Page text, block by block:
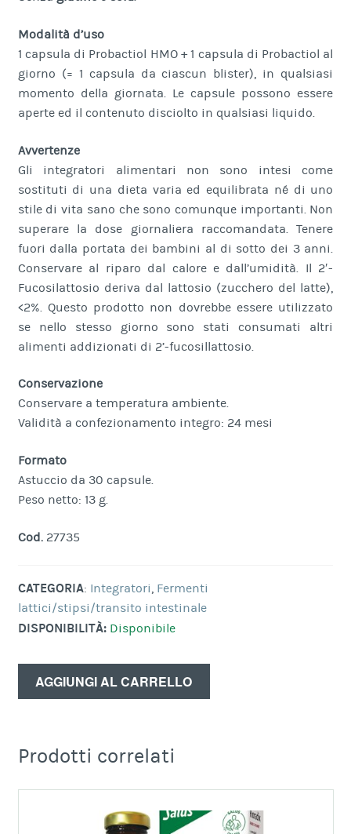
Modalità d’uso
1 capsula di Probactiol HMO + 1 capsula di Probactiol al
giorno (= 1 capsula da ciascun blister), in qualsiasi
momento della giornata. Le capsule possono essere
aperte ed il contenuto disciolto in qualsiasi liquido.
Avvertenze
Gli integratori alimentari non sono intesi come
sostituti di una dieta varia ed equilibrata né di uno
stile di vita sano che sono comunque importanti. Non
superare la dose giornaliera raccomandata. Tenere
fuori dalla portata dei bambini al di sotto dei 3 anni.
Conservare al riparo dal calore e dall’umidità. Il 2′-
Fucosilattosio deriva dal lattosio (zucchero del latte),
<2%. Questo prodotto non dovrebbe essere utilizzato
se nello stesso giorno sono stati consumati altri
alimenti addizionati di 2’-fucosillattosio.
Conservazione
Conservare a temperatura ambiente.
Validità a confezionamento integro: 24 mesi
Formato
Astuccio da 30 capsule.
Peso netto: 13 g.
Cod.27735
CATEGORIA: Integratori, Fermenti
lattici/stipsi/transito intestinale
DISPONIBILITÀ: Disponibile
AGGIUNGI AL CARRELLO
Prodotti correlati